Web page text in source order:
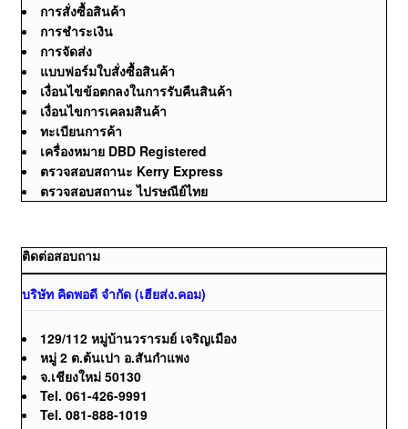
การสั่งซื้อสินค้า
การชำระเงิน
การจัดส่ง
แบบฟอร์มใบสั่งซื้อสินค้า
เงื่อนไขข้อตกลงในการรับคืนสินค้า
เงื่อนไขการเคลมสินค้า
ทะเบียนการค้า
เครื่องหมาย DBD Registered
ตรวจสอบสถานะ Kerry Express
ตรวจสอบสถานะ ไปรษณีย์ไทย
ติดต่อสอบถาม
บริษัท คิดพอดี จำกัด (เฮียส่ง.คอม)
129/112 หมู่บ้านวรารมย์ เจริญเมือง
หมู่ 2 ต.ต้นเปา อ.สันกำแพง
จ.เชียงใหม่ 50130
Tel. 061-426-9991
Tel. 081-888-1019